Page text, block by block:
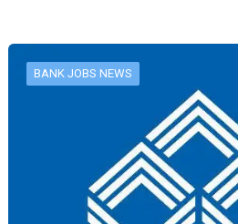
BANK JOBS NEWS